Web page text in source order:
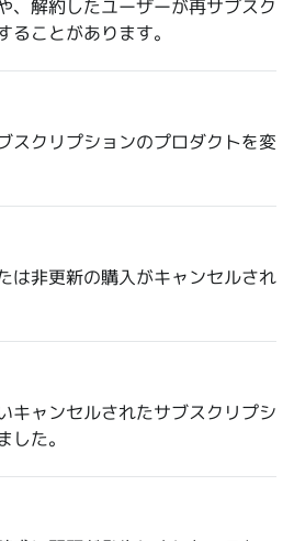
、解約したユーザーが再サブスク
ることがあります。
スクリプションのプロダクトを変
は非更新の購入がキャンセルされ
キャンセルされたサブスクリプシ
した。